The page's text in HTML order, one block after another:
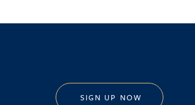
SIGN UP NOW